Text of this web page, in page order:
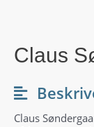
Claus
Claus